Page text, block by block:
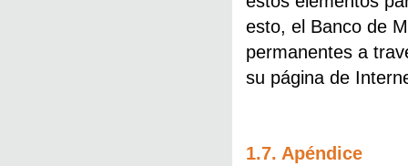
esto, el Banco de
permanentes a
su página de
1.7. Apéndice